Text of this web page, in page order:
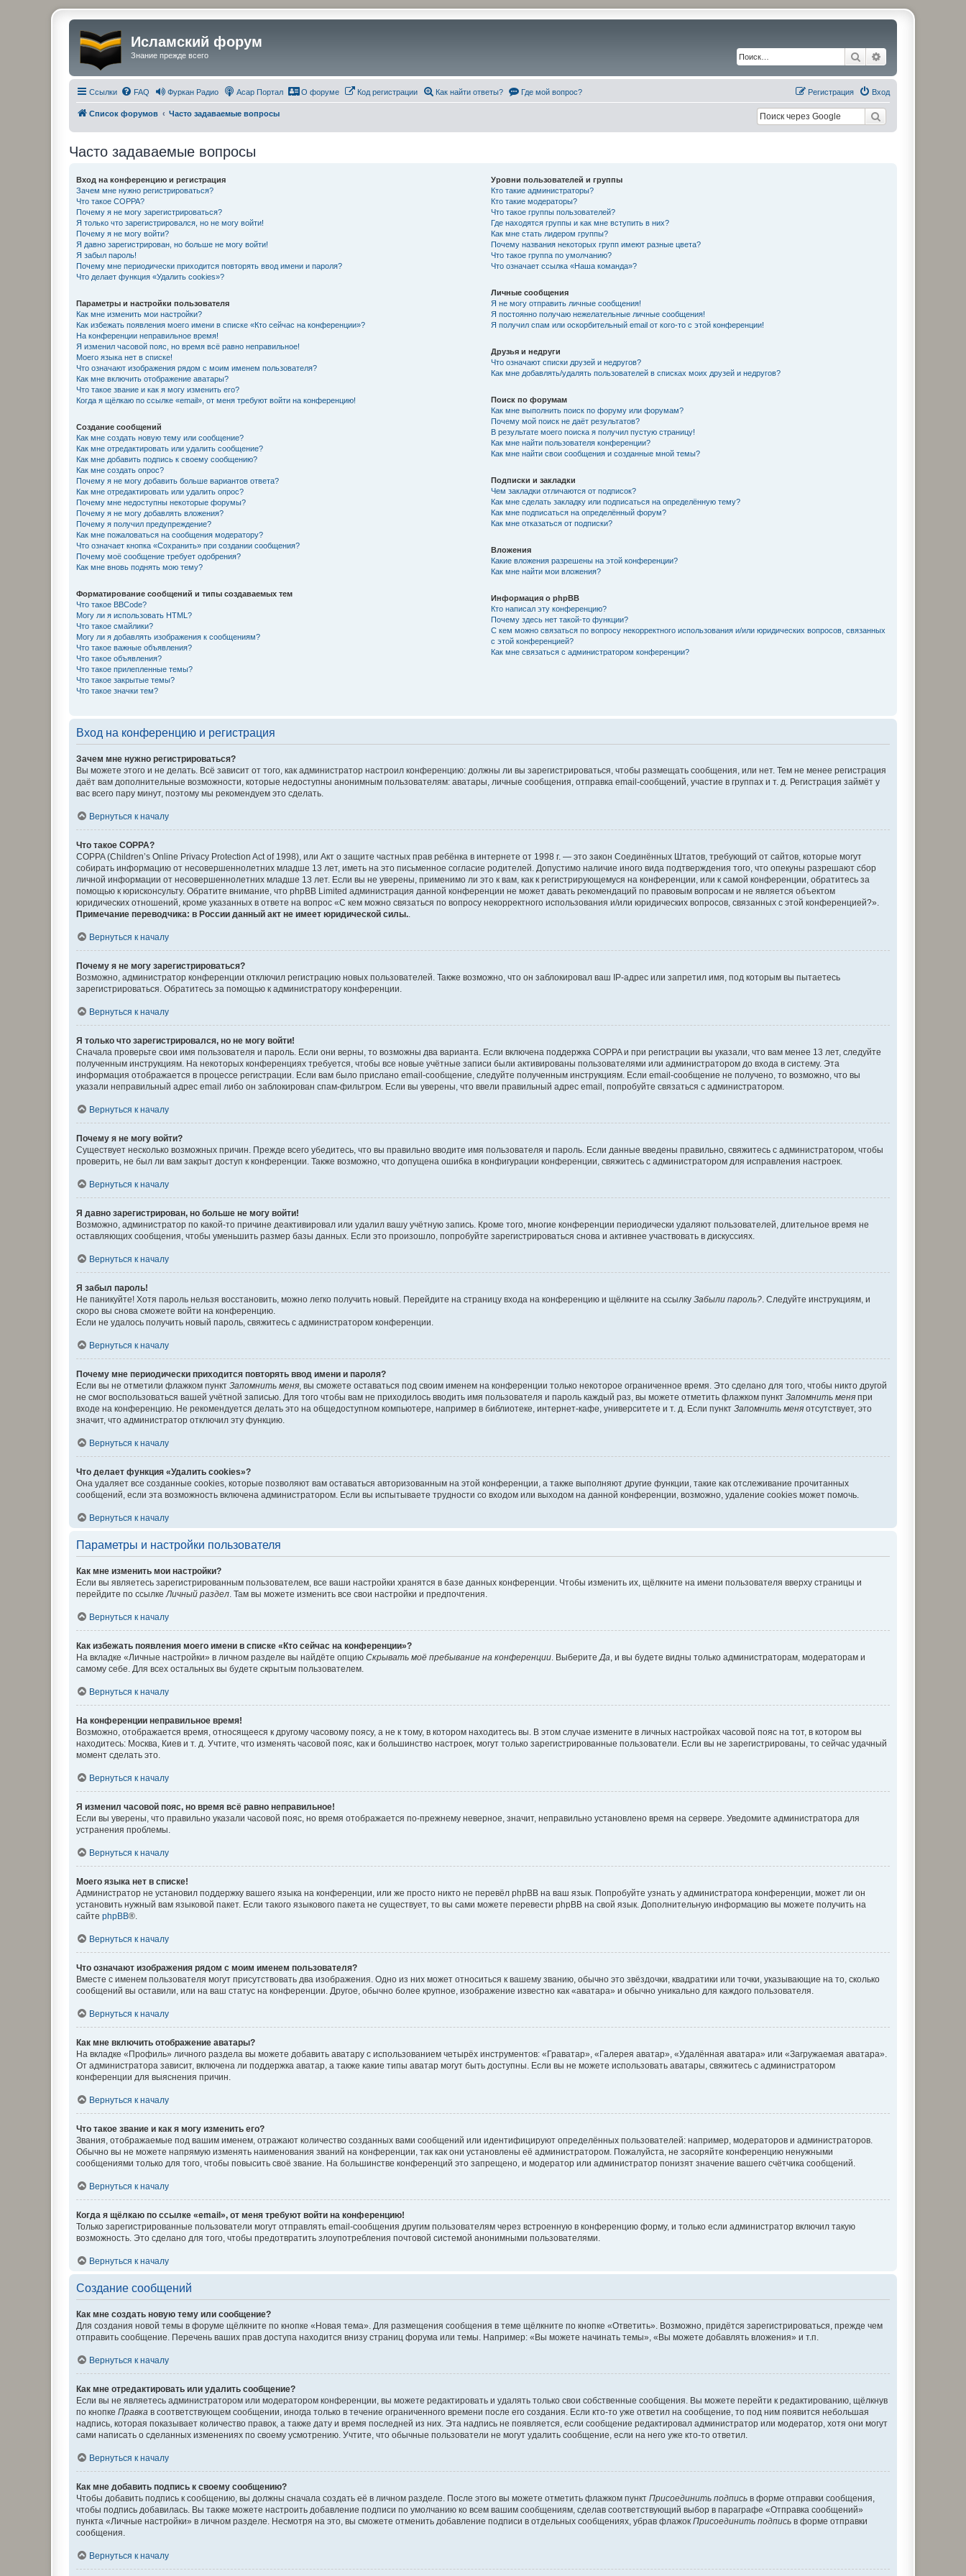
Исламский форум
Знание прежде всего Поиск
Ссылки FAQ Фуркан Радио Асар Портал О форуме Код регистрации Как найти ответы? Где мой вопрос? Вход
Регистрация
Список форумов Часто задаваемые вопросы
Часто задаваемые вопросы
Вход на конференцию и регистрация
Зачем мне нужно регистрироваться?
Что такое COPPA?
Почему я не могу зарегистрироваться?
Я только что зарегистрировался, но не могу войти!
Почему я не могу войти?
Я давно зарегистрирован, но больше не могу войти!
Я забыл пароль!
Почему мне периодически приходится повторять ввод имени и пароля?
Что делает функция «Удалить cookies»?
Параметры и настройки пользователя
Как мне изменить мои настройки?
Как избежать появления моего имени в списке «Кто сейчас на конференции»?
На конференции неправильное время!
Я изменил часовой пояс, но время всё равно неправильное!
Моего языка нет в списке!
Что означают изображения рядом с моим именем пользователя?
Как мне включить отображение аватары?
Что такое звание и как я могу изменить его?
Когда я щёлкаю по ссылке «email», от меня требуют войти на конференцию!
Создание сообщений
Как мне создать новую тему или сообщение?
Как мне отредактировать или удалить сообщение?
Как мне добавить подпись к своему сообщению?
Как мне создать опрос?
Почему я не могу добавить больше вариантов ответа?
Как мне отредактировать или удалить опрос?
Почему мне недоступны некоторые форумы?
Почему я не могу добавлять вложения?
Почему я получил предупреждение?
Как мне пожаловаться на сообщения модератору?
Что означает кнопка «Сохранить» при создании сообщения?
Почему моё сообщение требует одобрения?
Как мне вновь поднять мою тему?
Форматирование сообщений и типы создаваемых тем
Что такое BBCode?
Могу ли я использовать HTML?
Что такое смайлики?
Могу ли я добавлять изображения к сообщениям?
Что такое важные объявления?
Что такое объявления?
Что такое прилепленные темы?
Что такое закрытые темы?
Что такое значки тем?
Уровни пользователей и группы
Кто такие администраторы?
Кто такие модераторы?
Что такое группы пользователей?
Где находятся группы и как мне вступить в них?
Как мне стать лидером группы?
Почему названия некоторых групп имеют разные цвета?
Что такое группа по умолчанию?
Что означает ссылка «Наша команда»?
Личные сообщения
Я не могу отправить личные сообщения!
Я постоянно получаю нежелательные личные сообщения!
Я получил спам или оскорбительный email от кого-то с этой конференции!
Друзья и недруги
Что означают списки друзей и недругов?
Как мне добавлять/удалять пользователей в списках моих друзей и недругов?
Поиск по форумам
Как мне выполнить поиск по форуму или форумам?
Почему мой поиск не даёт результатов?
В результате моего поиска я получил пустую страницу!
Как мне найти пользователя конференции?
Как мне найти свои сообщения и созданные мной темы?
Подписки и закладки
Чем закладки отличаются от подписок?
Как мне сделать закладку или подписаться на определённую тему?
Как мне подписаться на определённый форум?
Как мне отказаться от подписки?
Вложения
Какие вложения разрешены на этой конференции?
Как мне найти мои вложения?
Информация о phpBB
Кто написал эту конференцию?
Почему здесь нет такой-то функции?
С кем можно связаться по вопросу некорректного использования и/или юридических вопросов, связанных
с этой конференцией?
Как мне связаться с администратором конференции?
Вход на конференцию и регистрация
Зачем мне нужно регистрироваться?
Вы можете этого и не делать. Всё зависит от того, как администратор настроил конференцию: должны ли вы зарегистрироваться, чтобы размещать сообщения, или нет. Тем не менее регистрация
даёт вам дополнительные возможности, которые недоступны анонимным пользователям: аватары, личные сообщения, отправка email-сообщений, участие в группах и т. д. Регистрация займёт у
вас всего пару минут, поэтому мы рекомендуем это сделать.
Вернуться к началу
Что такое COPPA?
COPPA (Children’s Online Privacy Protection Act of 1998), или Акт о защите частных прав ребёнка в интернете от 1998 г. — это закон Соединённых Штатов, требующий от сайтов, которые могут
собирать информацию от несовершеннолетних младше 13 лет, иметь на это письменное согласие родителей. Допустимо наличие иного вида подтверждения того, что опекуны разрешают сбор
личной информации от несовершеннолетних младше 13 лет. Если вы не уверены, применимо ли это к вам, как к регистрирующемуся на конференции, или к самой конференции, обратитесь за
помощью к юрисконсульту. Обратите внимание, что phpBB Limited администрация данной конференции не может давать рекомендаций по правовым вопросам и не является объектом
юридических отношений, кроме указанных в ответе на вопрос «С кем можно связаться по вопросу некорректного использования и/или юридических вопросов, связанных с этой конференцией?».
Примечание переводчика: в России данный акт не имеет юридической силы.
Вернуться к началу
Почему я не могу зарегистрироваться?
Возможно, администратор конференции отключил регистрацию новых пользователей. Также возможно, что он заблокировал ваш IP-адрес или запретил имя, под которым вы пытаетесь
зарегистрироваться. Обратитесь за помощью к администратору конференции.
Вернуться к началу
Я только что зарегистрировался, но не могу войти!
Сначала проверьте свои имя пользователя и пароль. Если они верны, то возможны два варианта. Если включена поддержка COPPA и при регистрации вы указали, что вам менее 13 лет, следуйте
полученным инструкциям. На некоторых конференциях требуется, чтобы все новые учётные записи были активированы пользователями или администратором до входа в систему. Эта
информация отображается в процессе регистрации. Если вам было прислано email-сообщение, следуйте полученным инструкциям. Если email-сообщение не получено, то возможно, что вы
указали неправильный адрес email либо он заблокирован спам-фильтром. Если вы уверены, что ввели правильный адрес email, попробуйте связаться с администратором.
Вернуться к началу
Почему я не могу войти?
Существует несколько возможных причин. Прежде всего убедитесь, что вы правильно вводите имя пользователя и пароль. Если данные введены правильно, свяжитесь с администратором, чтобы
проверить, не был ли вам закрыт доступ к конференции. Также возможно, что допущена ошибка в конфигурации конференции, свяжитесь с администратором для исправления настроек.
Вернуться к началу
Я давно зарегистрирован, но больше не могу войти!
Возможно, администратор по какой-то причине деактивировал или удалил вашу учётную запись. Кроме того, многие конференции периодически удаляют пользователей, длительное время не
оставляющих сообщения, чтобы уменьшить размер базы данных. Если это произошло, попробуйте зарегистрироваться снова и активнее участвовать в дискуссиях.
Вернуться к началу
Я забыл пароль!
Не паникуйте! Хотя пароль нельзя восстановить, можно легко получить новый. Перейдите на страницу входа на конференцию и щёлкните на ссылку Забыли пароль? . Следуйте инструкциям, и
скоро вы снова сможете войти на конференцию.
Если не удалось получить новый пароль, свяжитесь с администратором конференции.
Вернуться к началу
Почему мне периодически приходится повторять ввод имени и пароля?
Если вы не отметили флажком пункт Запомнить меня , вы сможете оставаться под своим именем на конференции только некоторое ограниченное время. Это сделано для того, чтобы никто другой
не смог воспользоваться вашей учётной записью. Для того чтобы вам не приходилось вводить имя пользователя и пароль каждый раз, вы можете отметить флажком пункт Запомнить меня при
входе на конференцию. Не рекомендуется делать это на общедоступном компьютере, например в библиотеке, интернет-кафе, университете и т. д. Если пункт Запомнить меня отсутствует, это
значит, что администратор отключил эту функцию.
Вернуться к началу
Что делает функция «Удалить cookies»?
Она удаляет все созданные cookies, которые позволяют вам оставаться авторизованным на этой конференции, а также выполняют другие функции, такие как отслеживание прочитанных
сообщений, если эта возможность включена администратором. Если вы испытываете трудности со входом или выходом на данной конференции, возможно, удаление cookies может помочь.
Вернуться к началу
Параметры и настройки пользователя
Как мне изменить мои настройки?
Если вы являетесь зарегистрированным пользователем, все ваши настройки хранятся в базе данных конференции. Чтобы изменить их, щёлкните на имени пользователя вверху страницы и
перейдите по ссылке Личный раздел . Там вы можете изменить все свои настройки и предпочтения.
Вернуться к началу
Как избежать появления моего имени в списке «Кто сейчас на конференции»?
На вкладке «Личные настройки» в личном разделе вы найдёте опцию Скрывать моё пребывание на конференции . Выберите Да , и вы будете видны только администраторам, модераторам и
самому себе. Для всех остальных вы будете скрытым пользователем.
Вернуться к началу
На конференции неправильное время!
Возможно, отображается время, относящееся к другому часовому поясу, а не к тому, в котором находитесь вы. В этом случае измените в личных настройках часовой пояс на тот, в котором вы
находитесь: Москва, Киев и т. д. Учтите, что изменять часовой пояс, как и большинство настроек, могут только зарегистрированные пользователи. Если вы не зарегистрированы, то сейчас удачный
момент сделать это.
Вернуться к началу
Я изменил часовой пояс, но время всё равно неправильное!
Если вы уверены, что правильно указали часовой пояс, но время отображается по-прежнему неверное, значит, неправильно установлено время на сервере. Уведомите администратора для
устранения проблемы.
Вернуться к началу
Моего языка нет в списке!
Администратор не установил поддержку вашего языка на конференции, или же просто никто не перевёл phpBB на ваш язык. Попробуйте узнать у администратора конференции, может ли он
установить нужный вам языковой пакет. Если такого языкового пакета не существует, то вы сами можете перевести phpBB на свой язык. Дополнительную информацию вы можете получить на
сайте phpBB®.
Вернуться к началу
Что означают изображения рядом с моим именем пользователя?
Вместе с именем пользователя могут присутствовать два изображения. Одно из них может относиться к вашему званию, обычно это звёздочки, квадратики или точки, указывающие на то, сколько
сообщений вы оставили, или на ваш статус на конференции. Другое, обычно более крупное, изображение известно как «аватара» и обычно уникально для каждого пользователя.
Вернуться к началу
Как мне включить отображение аватары?
На вкладке «Профиль» личного раздела вы можете добавить аватару с использованием четырёх инструментов: «Граватар», «Галерея аватар», «Удалённая аватара» или «Загружаемая аватара».
От администратора зависит, включена ли поддержка аватар, а также какие типы аватар могут быть доступны. Если вы не можете использовать аватары, свяжитесь с администратором
конференции для выяснения причин.
Вернуться к началу
Что такое звание и как я могу изменить его?
Звания, отображаемые под вашим именем, отражают количество созданных вами сообщений или идентифицируют определённых пользователей: например, модераторов и администраторов.
Обычно вы не можете напрямую изменять наименования званий на конференции, так как они установлены её администратором. Пожалуйста, не засоряйте конференцию ненужными
сообщениями только для того, чтобы повысить своё звание. На большинстве конференций это запрещено, и модератор или администратор понизят значение вашего счётчика сообщений.
Вернуться к началу
Когда я щёлкаю по ссылке «email», от меня требуют войти на конференцию!
Только зарегистрированные пользователи могут отправлять email-сообщения другим пользователям через встроенную в конференцию форму, и только если администратор включил такую
возможность. Это сделано для того, чтобы предотвратить злоупотребления почтовой системой анонимными пользователями.
Вернуться к началу
Создание сообщений
Как мне создать новую тему или сообщение?
Для создания новой темы в форуме щёлкните по кнопке «Новая тема». Для размещения сообщения в теме щёлкните по кнопке «Ответить». Возможно, придётся зарегистрироваться, прежде чем
отправить сообщение. Перечень ваших прав доступа находится внизу страниц форума или темы. Например: «Вы можете начинать темы», «Вы можете добавлять вложения» и т.п.
Вернуться к началу
Как мне отредактировать или удалить сообщение?
Если вы не являетесь администратором или модератором конференции, вы можете редактировать и удалять только свои собственные сообщения. Вы можете перейти к редактированию, щёлкнув
по кнопке Правка в соответствующем сообщении, иногда только в течение ограниченного времени после его создания. Если кто-то уже ответил на сообщение, то под ним появится небольшая
надпись, которая показывает количество правок, а также дату и время последней из них. Эта надпись не появляется, если сообщение редактировал администратор или модератор, хотя они могут
сами написать о сделанных изменениях по своему усмотрению. Учтите, что обычные пользователи не могут удалить сообщение, если на него уже кто-то ответил.
Вернуться к началу
Как мне добавить подпись к своему сообщению?
Чтобы добавить подпись к сообщению, вы должны сначала создать её в личном разделе. После этого вы можете отметить флажком пункт Присоединить подпись в форме отправки сообщения,
чтобы подпись добавилась. Вы также можете настроить добавление подписи по умолчанию ко всем вашим сообщениям, сделав соответствующий выбор в параграфе «Отправка сообщений»
пункта «Личные настройки» в личном разделе. Несмотря на это, вы сможете отменить добавление подписи в отдельных сообщениях, убрав флажок Присоединить подпись в форме отправки
сообщения.
Вернуться к началу